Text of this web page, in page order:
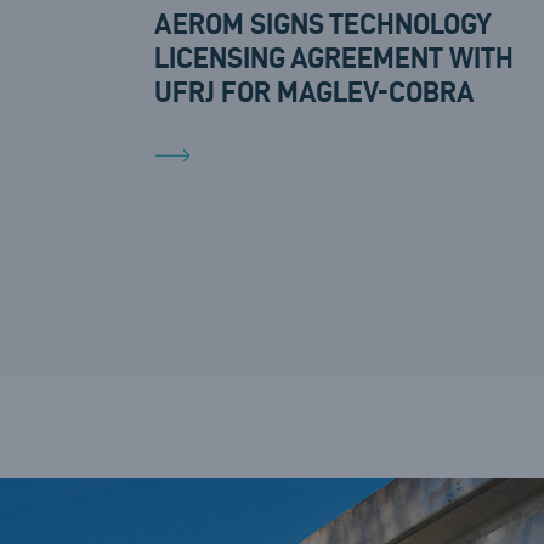
AEROM SIGNS TECHNOLOGY
LICENSING AGREEMENT WITH
UFRJ FOR MAGLEV-COBRA